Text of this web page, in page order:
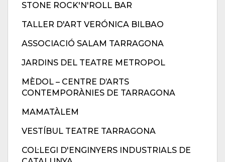
STONE ROCK'N'ROLL BAR
TALLER D'ART VERÓNICA BILBAO
ASSOCIACIÓ SALAM TARRAGONA
JARDINS DEL TEATRE METROPOL
MÈDOL – CENTRE D’ARTS
CONTEMPORÀNIES DE TARRAGONA
MAMATÀLEM
VESTÍBUL TEATRE TARRAGONA
COL·LEGI D'ENGINYERS INDUSTRIALS DE